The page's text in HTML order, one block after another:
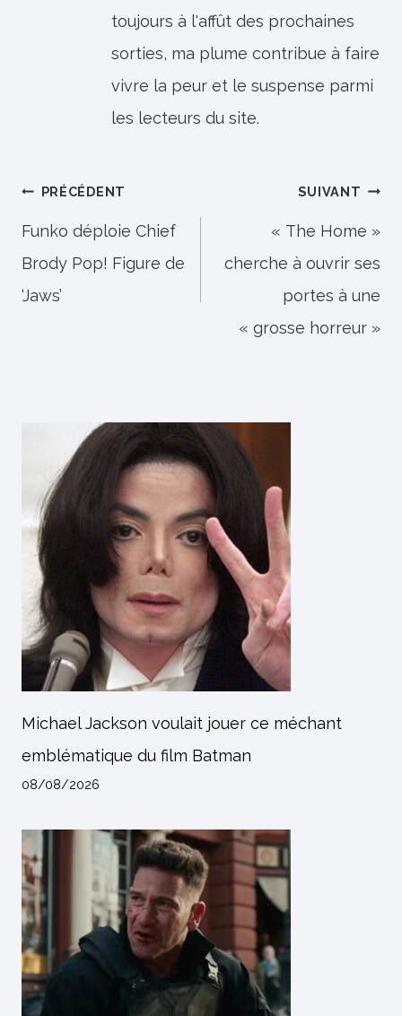
toujours à l'affût des prochaines
sorties, ma plume contribue à faire
vivre la peur et le suspense parmi
les lecteurs du site.
Navigation
de
l’article
PRÉCÉDENT
Funko déploie Chief
Brody Pop! Figure de
‘Jaws’
SUIVANT
« The Home »
cherche à ouvrir ses
portes à une
« grosse horreur »
Michael Jackson voulait jouer ce méchant
emblématique du film Batman
08/08/2026